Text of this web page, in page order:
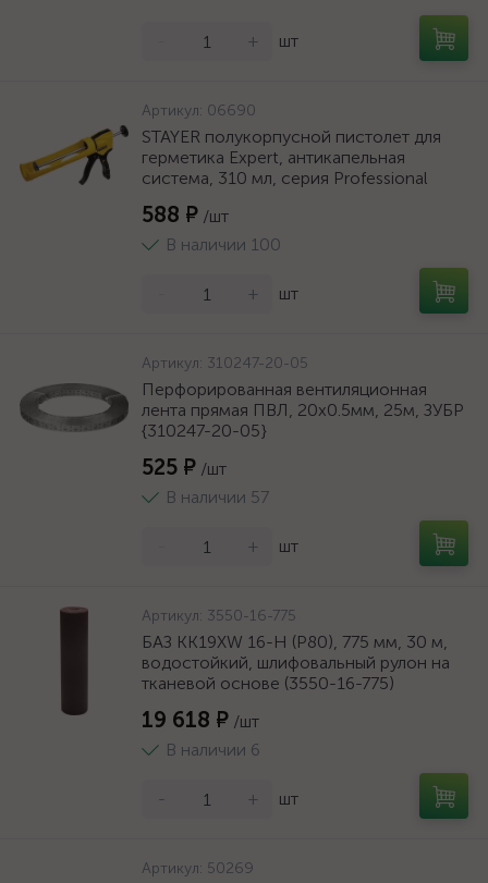
+ шт
Артикул: 06690
STAYER полукорпусной пистолет для
герметика Expert, антикапельная
система, 310 мл, серия Professional
588 ₽ /шт
В наличии 100
+ шт
Артикул: 310247-20-05
Перфорированная вентиляционная
лента прямая ПВЛ, 20х0.5мм, 25м, ЗУБР
{310247-20-05}
525 ₽ /шт
В наличии 57
+ шт
Артикул: 3550-16-775
БАЗ KK19XW 16-H (Р80), 775 мм, 30 м,
водостойкий, шлифовальный рулон на
тканевой основе (3550-16-775)
19 618 ₽ /шт
В наличии 6
- + шт
Артикул: 50269